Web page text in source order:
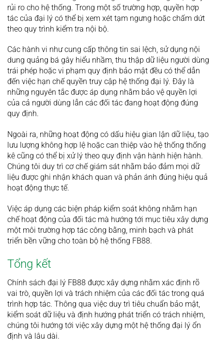
rủi ro cho hệ thống. Trong một số trường hợp, quyền hợp
tác của đại lý có thể bị xem xét tạm ngưng hoặc chấm dứt
theo quy trình kiểm tra nội bộ.
Các hành vi như cung cấp thông tin sai lệch, sử dụng nội
dung quảng bá gây hiểu nhầm, thu thập dữ liệu người dùng
trái phép hoặc vi phạm quy định bảo mật đều có thể dẫn
đến việc hạn chế quyền truy cập hệ thống đại lý. Đây là
những nguyên tắc được áp dụng nhằm bảo vệ quyền lợi
của cả người dùng lẫn các đối tác đang hoạt động đúng
quy định.
Ngoài ra, những hoạt động có dấu hiệu gian lận dữ liệu, tạo
lưu lượng không hợp lệ hoặc can thiệp vào hệ thống thống
kê cũng có thể bị xử lý theo quy định vận hành hiện hành.
Chúng tôi duy trì cơ chế giám sát nhằm bảo đảm mọi dữ
liệu được ghi nhận khách quan và phản ánh đúng hiệu quả
hoạt động thực tế.
Việc áp dụng các biện pháp kiểm soát không nhằm hạn
chế hoạt động của đối tác mà hướng tới mục tiêu xây dựng
một môi trường hợp tác công bằng, minh bạch và phát
triển bền vững cho toàn bộ hệ thống FB88.
Tổng kết
Chính sách đại lý FB88 được xây dựng nhằm xác định rõ
vai trò, quyền lợi và trách nhiệm của các đối tác trong quá
trình hợp tác. Thông qua việc duy trì tiêu chuẩn bảo mật,
kiểm soát dữ liệu và định hướng phát triển có trách nhiệm,
chúng tôi hướng tới việc xây dựng một hệ thống đại lý ổn
định và lâu dài.